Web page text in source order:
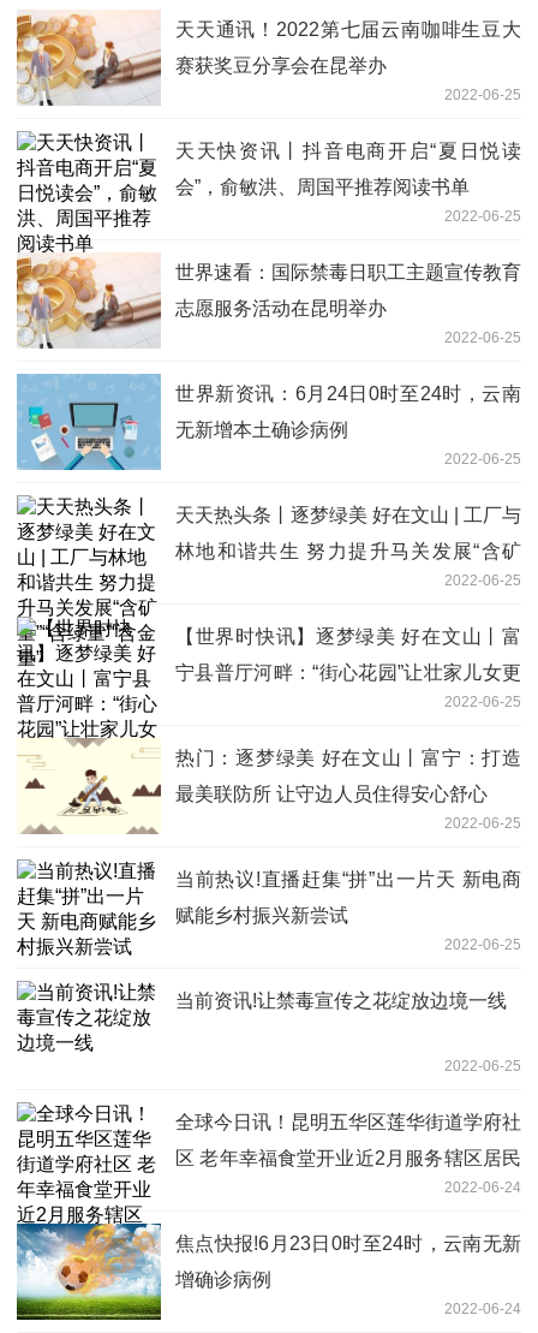
天天通讯！2022第七届云南咖啡生豆大
赛获奖豆分享会在昆举办
2022-06-25
天天快资讯丨抖音电商开启“夏日悦读
会”，俞敏洪、周国平推荐阅读书单
2022-06-25
世界速看：国际禁毒日职工主题宣传教育
志愿服务活动在昆明举办
2022-06-25
世界新资讯：6月24日0时至24时，云南
无新增本土确诊病例
2022-06-25
天天热头条丨逐梦绿美 好在文山 | 工厂与
林地和谐共生 努力提升马关发展“含矿
2022-06-25
【世界时快讯】逐梦绿美 好在文山丨富
宁县普厅河畔：“街心花园”让壮家儿女更
2022-06-25
热门：逐梦绿美 好在文山丨富宁：打造
最美联防所 让守边人员住得安心舒心
2022-06-25
当前热议!直播赶集“拼”出一片天 新电商
赋能乡村振兴新尝试
2022-06-25
当前资讯!让禁毒宣传之花绽放边境一线
2022-06-25
全球今日讯！昆明五华区莲华街道学府社
区 老年幸福食堂开业近2月服务辖区居民
2022-06-24
焦点快报!6月23日0时至24时，云南无新
增确诊病例
2022-06-24